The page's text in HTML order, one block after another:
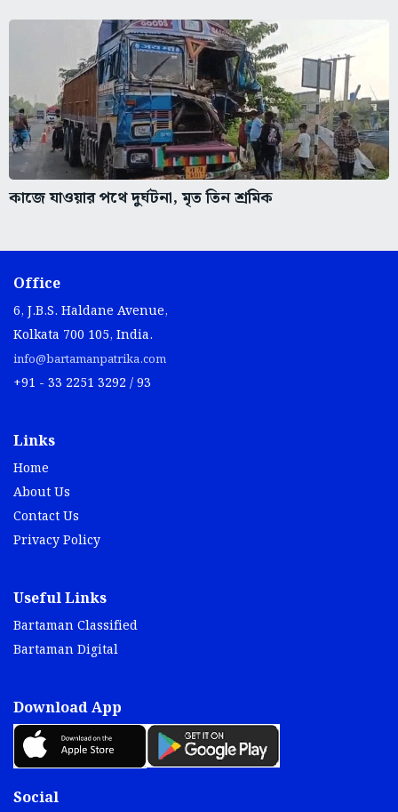
কাজে যাওয়ার পথে দুর্ঘটনা, মৃত তিন শ্রমিক
Office
6, J.B.S. Haldane Avenue,
Kolkata 700 105, India.
info@bartamanpatrika.com
+91 - 33 2251 3292 / 93
Links
Home
About Us
Contact Us
Privacy Policy
Useful Links
Bartaman Classified
Bartaman Digital
Download App
Social